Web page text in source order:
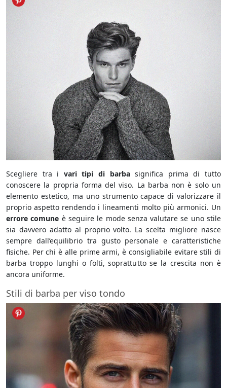
Scegliere tra i vari tipi di barbasignifica prima di tutto
conoscere la propria forma del viso. La barba non è solo un
elemento estetico, ma uno strumento capace di valorizzare il
proprio aspetto rendendo i lineamenti molto più armonici. Un
errore comune è seguire le mode senza valutare se uno stile
sia davvero adatto al proprio volto. La scelta migliore nasce
sempre dall’equilibrio tra gusto personale e caratteristiche
fisiche. Per chi è alle prime armi, è consigliabile evitare stili di
barba troppo lunghi o folti, soprattutto se la crescita non è
ancora uniforme.
Stili di barba per viso tondo